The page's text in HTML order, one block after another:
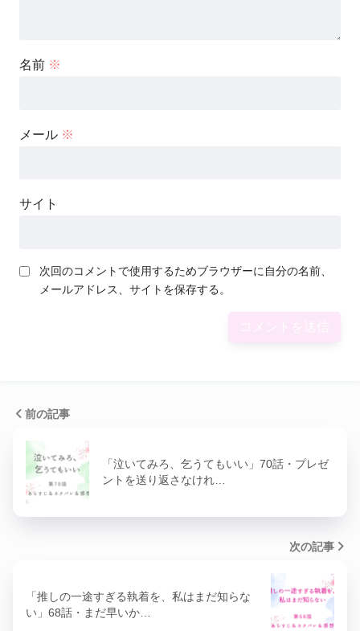
名前 ※
メール ※
サイト
次回のコメントで使用するためブラウザーに自分の名前、
メールアドレス、サイトを保存する。
前の記事
「泣いてみろ、乞うてもいい」70話・プレゼ
ントを送り返さなけれ…
次の記事
「推しの一途すぎる執着を、私はまだ知らな
い」68話・まだ早いか…